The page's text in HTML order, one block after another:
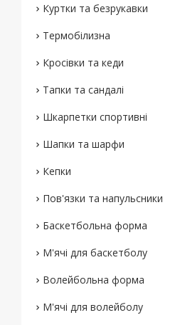
Куртки та безрукавки
Термобілизна
Кросівки та кеди
Тапки та сандалі
Шкарпетки спортивні
Шапки та шарфи
Кепки
Пов'язки та напульсники
Баскетбольна форма
М'ячі для баскетболу
Волейбольна форма
М'ячі для волейболу